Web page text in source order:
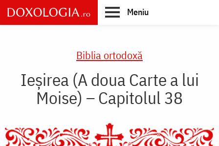
Skip
to
main
Meniu
Biblia ortodoxă
Ieșirea (A doua Carte a lui
Moise) – Capitolul 38